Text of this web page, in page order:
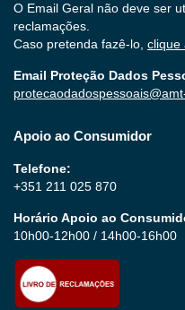
O Email Geral não deve ser
reclamações.
Caso pretenda fazê-lo, clique
Email Proteção Dados
Apoio ao Consumidor
Telefone:
+351 211 025 870
Horário Apoio ao
10h00-12h00 / 14h00-16h00